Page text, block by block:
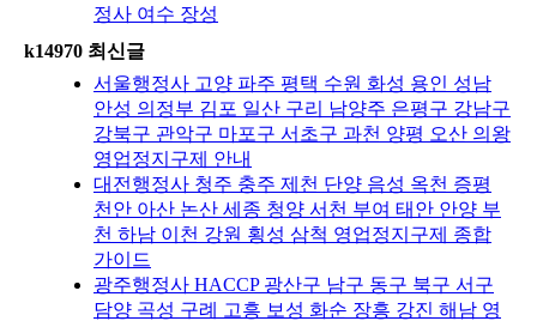
정사 여수 장성
k14970 최신글
서울행정사 고양 파주 평택 수원 화성 용인 성남
안성 의정부 김포 일산 구리 남양주 은평구 강남구
강북구 관악구 마포구 서초구 과천 양평 오산 의왕
영업정지구제 안내
대전행정사 청주 충주 제천 단양 음성 옥천 증평
천안 아산 논산 세종 청양 서천 부여 태안 안양 부
천 하남 이천 강원 횡성 삼척 영업정지구제 종합
가이드
광주행정사 HACCP 광산구 남구 동구 북구 서구
담양 곡성 구례 고흥 보성 화순 장흥 강진 해남 영